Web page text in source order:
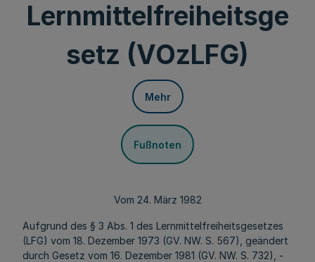
Lernmittelfreiheitsge
setz (VOzLFG)
Mehr
Fußnoten
Vom 24. März 1982
Aufgrund des § 3 Abs. 1 des Lernmittelfreiheitsgesetzes
(LFG) vom 18. Dezember 1973 (GV. NW. S. 567), geändert
durch Gesetz vom 16. Dezember 1981 (GV. NW. S. 732), -